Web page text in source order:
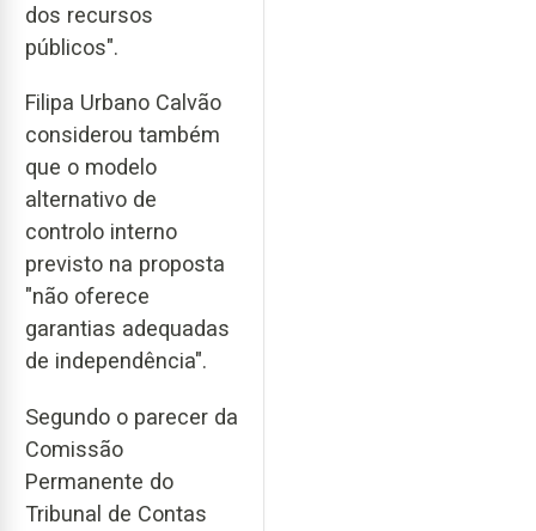
dos recursos
públicos".
Filipa Urbano Calvão
considerou também
que o modelo
alternativo de
controlo interno
previsto na proposta
"não oferece
garantias adequadas
de independência".
Segundo o parecer da
Comissão
Permanente do
Tribunal de Contas